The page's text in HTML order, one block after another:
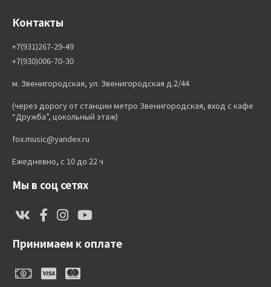
Контакты
+7(931)267-29-49
+7(930)006-70-30
м. Звенигородская, ул. Звенигородская д.2/44
(через дорогу от станции метро Звенигородская, вход с кафе
“Дружба”, цокольный этаж)
fox.music@yandex.ru
Ежедневно, с 10 до 22 ч
Мы в соц сетях
Принимаем к оплате